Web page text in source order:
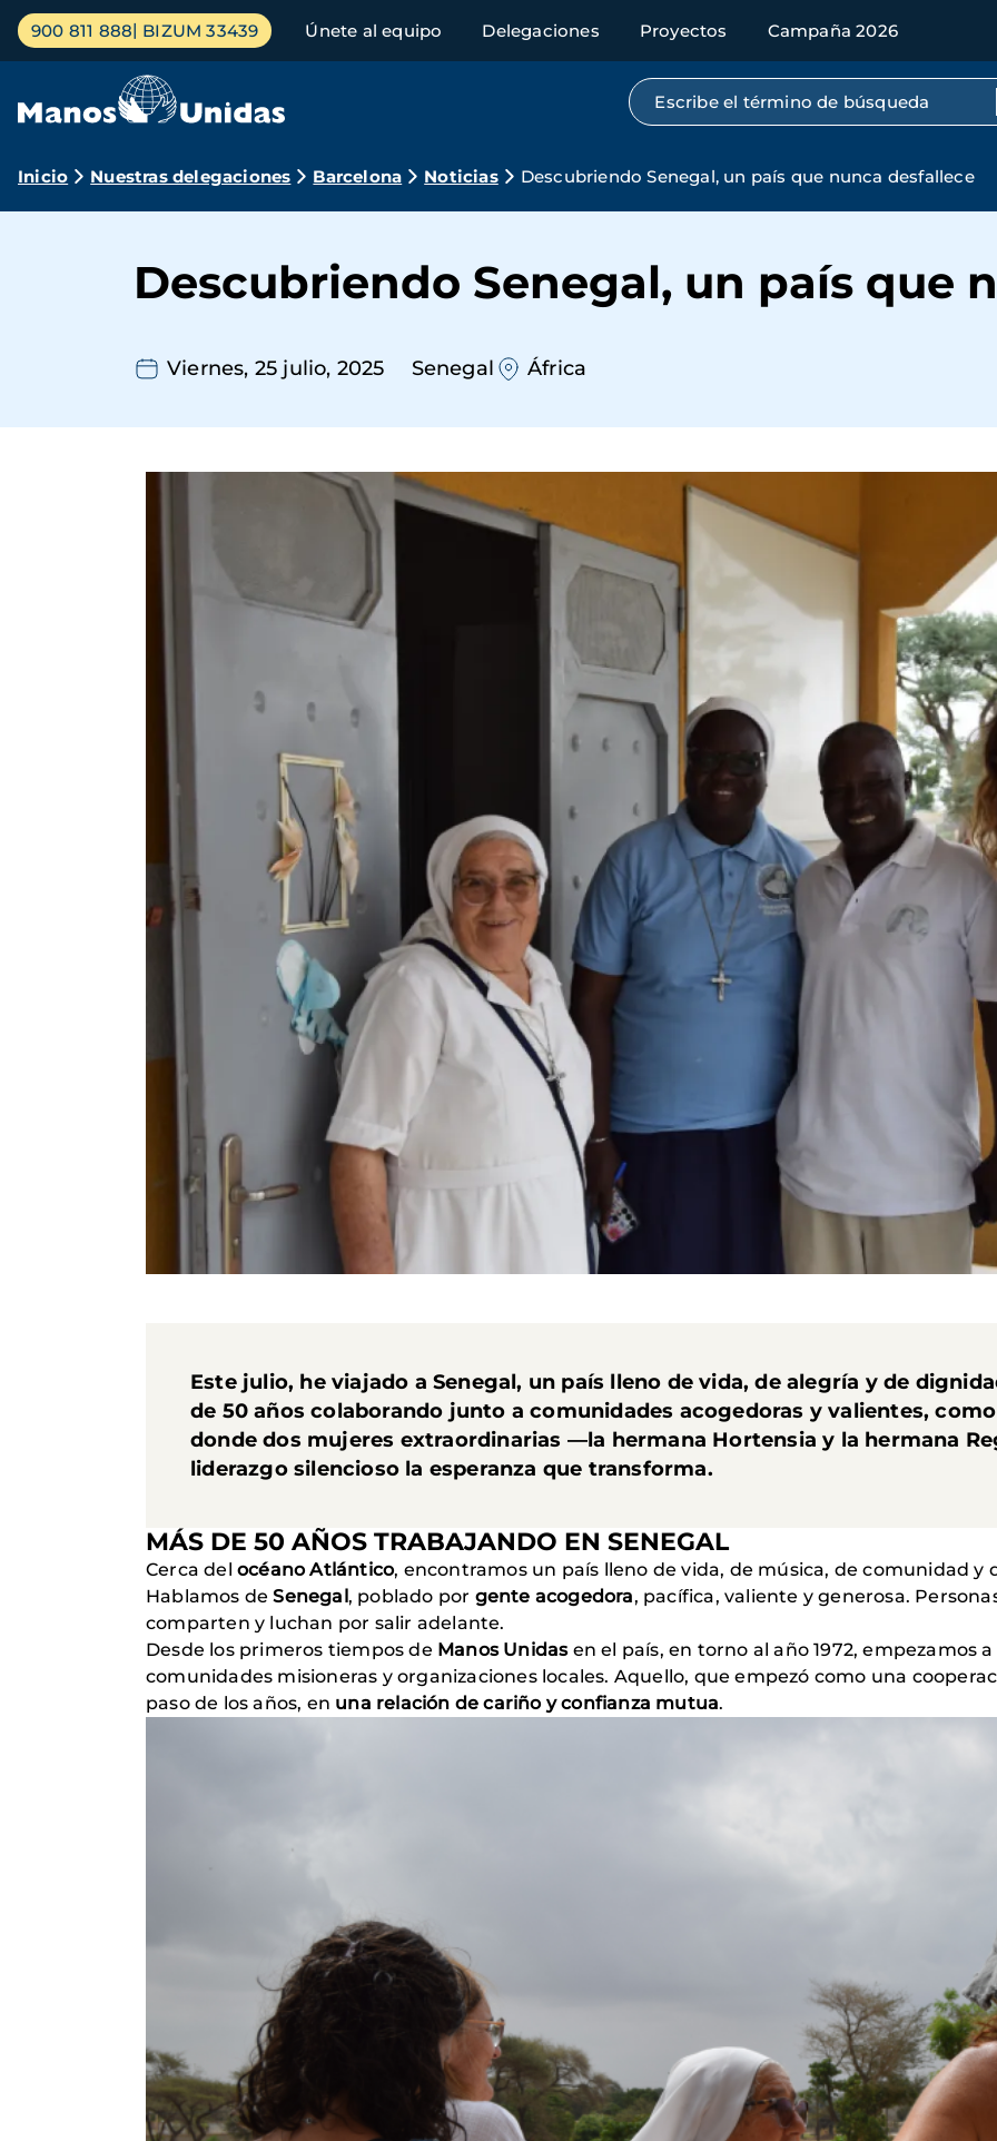
Pasar
contenido
Menú
principal
900 811 888 BIZUM 33439 Únete al equipo Delegaciones Proyectos Campaña 2026
Búsqueda por texto completo
Ruta
navegación
Inicio Nuestras delegaciones Barcelona Noticias Descubriendo Senegal, un país que nunca desfallece
Descubriendo Senegal, un país que
Viernes, 25 julio, 2025 Senegal África
Este julio, he viajado a Senegal, un país lleno de vida, de alegría y de
de 50 años colaborando junto a comunidades acogedoras y valientes, como
donde dos mujeres extraordinarias —la hermana Hortensia y la hermana
liderazgo silencioso la esperanza que transforma.
MÁS DE 50 AÑOS TRABAJANDO EN SENEGAL
Cerca del océano Atlántico, encontramos un país lleno de vida, de música, de comunidad
Hablamos deSenegal, poblado por gente acogedora, pacífica, valiente y generosa.
comparten y luchan por salir adelante.
Desde los primeros tiempos de Manos Unidasen el país, en torno al año 1972, empezamos
comunidades misioneras y organizaciones locales. Aquello, que empezó como una
paso de los años, en una relación de cariño y confianza mutua.